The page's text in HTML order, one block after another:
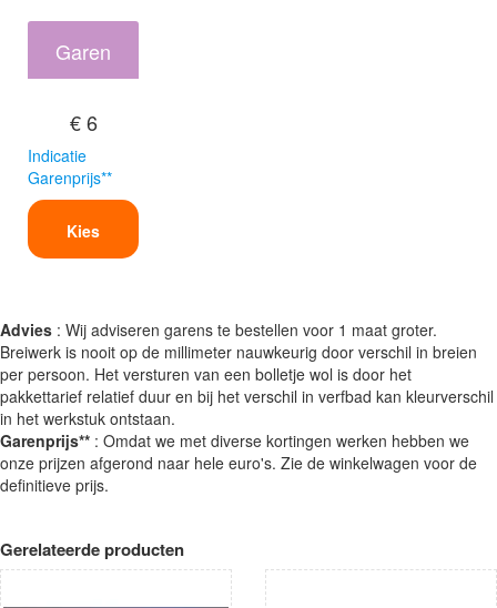
Garen
€ 6
Indicatie
Garenprijs**
Kies
Advies : Wij adviseren garens te bestellen voor 1 maat groter.
Breiwerk is nooit op de millimeter nauwkeurig door verschil in breien
per persoon. Het versturen van een bolletje wol is door het
pakkettarief relatief duur en bij het verschil in verfbad kan kleurverschil
in het werkstuk ontstaan.
Garenprijs** : Omdat we met diverse kortingen werken hebben we
onze prijzen afgerond naar hele euro's. Zie de winkelwagen voor de
definitieve prijs.
Gerelateerde producten